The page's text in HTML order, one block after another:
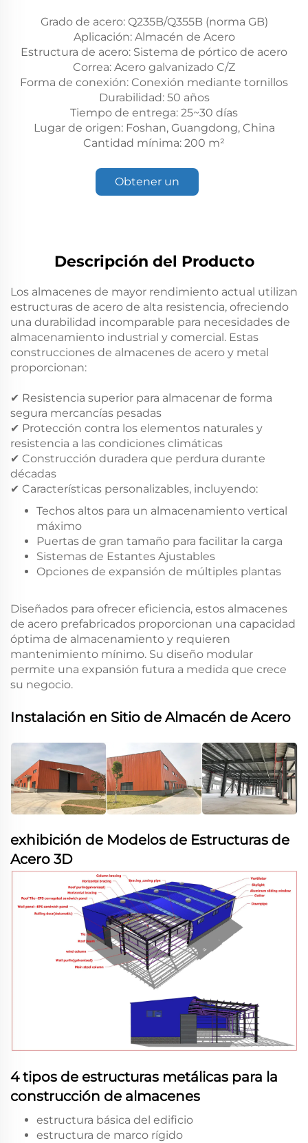
Grado de acero: Q235B/Q355B (norma GB)
Aplicación: Almacén de Acero
Estructura de acero: Sistema de pórtico de acero
Correa: Acero galvanizado C/Z
Forma de conexión: Conexión mediante tornillos
Durabilidad: 50 años
Tiempo de entrega: 25~30 días
Lugar de origen: Foshan, Guangdong, China
Cantidad mínima: 200 m²
Obtener un
Descripción del Producto
Los almacenes de mayor rendimiento actual utilizan
estructuras de acero de alta resistencia, ofreciendo
una durabilidad incomparable para necesidades de
almacenamiento industrial y comercial. Estas
construcciones de almacenes de acero y metal
proporcionan:
✔ Resistencia superior para almacenar de forma
segura mercancías pesadas
✔ Protección contra los elementos naturales y
resistencia a las condiciones climáticas
✔ Construcción duradera que perdura durante
décadas
✔ Características personalizables, incluyendo:
Techos altos para un almacenamiento vertical
máximo
Puertas de gran tamaño para facilitar la carga
Sistemas de Estantes Ajustables
Opciones de expansión de múltiples plantas
Diseñados para ofrecer eficiencia, estos almacenes
de acero prefabricados proporcionan una capacidad
óptima de almacenamiento y requieren
mantenimiento mínimo. Su diseño modular
permite una expansión futura a medida que crece
su negocio.
Instalación en Sitio de Almacén de Acero
exhibición de Modelos de Estructuras de
Acero 3D
4 tipos de estructuras metálicas para la
construcción de almacenes
estructura básica del edificio
estructura de marco rígido